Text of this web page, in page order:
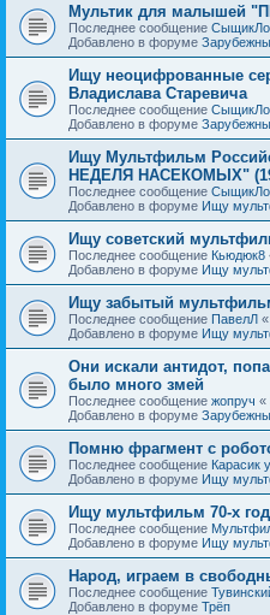
Мультик для малышей
Последнее сообщение
Добавлено в форуме
Ищу неоцифрованные
Владислава Старевича
Последнее сообщение
Добавлено в форуме
Ищу Мультфильм
НЕДЕЛЯ НАСЕКОМЫХ"
Последнее сообщение
Добавлено в форуме Ищу
Ищу советский
Последнее сообщение Кьюдюк8
Добавлено в форуме Ищу
Ищу забытый
Последнее сообщение ПавелЛ «
Добавлено в форуме Ищу
Они искали антидот,
было много змей
Последнее сообщение жопруч «
Добавлено в форуме
Помню фрагмент с
Последнее сообщение Карасик
Добавлено в форуме Ищу
Ищу мультфильм 70-х
Последнее сообщение
Добавлено в форуме Ищу
Народ, играем в
Последнее сообщение
Добавлено в форуме Трёп